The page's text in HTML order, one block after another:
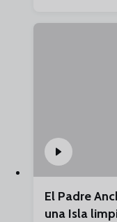
El Padre
una Isla